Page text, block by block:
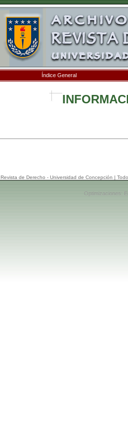
Índice General
Revista de Derecho - Universidad de Concepción |
Optimizaciones: